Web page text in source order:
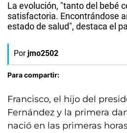
La evolución, "tanto del bebé
satisfactoria. Encontrándose
estado de salud", destaca el
Por jmo2502
Para compartir:
Francisco, el hijo del
Fernández y la primera
nació en las primeras